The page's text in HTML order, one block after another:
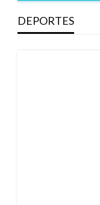
DEPORTES